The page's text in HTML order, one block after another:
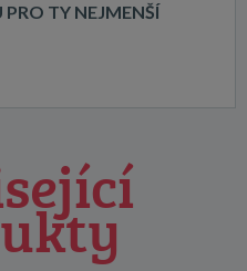
TY NEJMENŠÍ